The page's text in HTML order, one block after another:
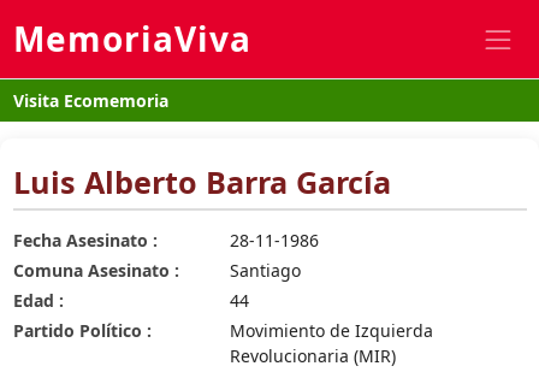
MemoriaViva
Visita Ecomemoria
Luis Alberto Barra García
Fecha Asesinato :
28-11-1986
Comuna Asesinato :
Santiago
Edad :
44
Partido Político :
Movimiento de Izquierda
Revolucionaria (MIR)